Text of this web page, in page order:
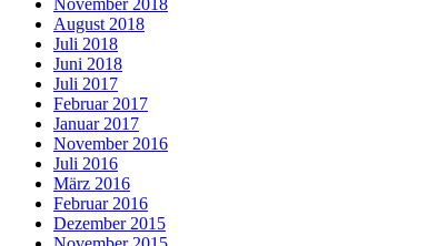
November 2018
August 2018
Juli 2018
Juni 2018
Juli 2017
Februar 2017
Januar 2017
November 2016
Juli 2016
März 2016
Februar 2016
Dezember 2015